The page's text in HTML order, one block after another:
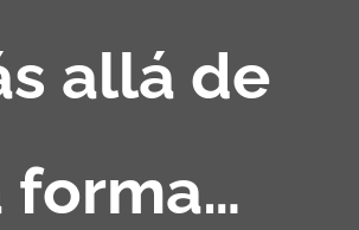
allá de
forma…